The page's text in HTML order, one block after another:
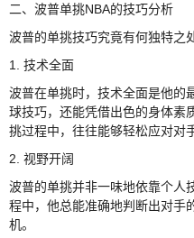
二、波普单挑NBA的技巧分析
波普的单挑技巧究竟有何独特之
1. 技术全面
波普在单挑时，技术全面是他的
球技巧，还能凭借出色的身体素
挑过程中，往往能够轻松应对对
2. 视野开阔
波普的单挑并非一味地依靠个人
程中，他总能准确地判断出对手
机。